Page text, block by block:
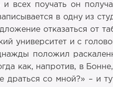
и всех поучать он
в одну из
отказаться от
университет и с
положил
как, напротив, в
драться со мной?» – и